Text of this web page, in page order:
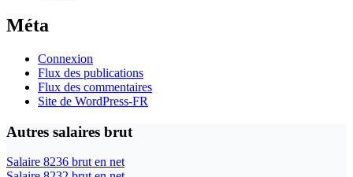
Méta
Connexion
Flux des publications
Flux des commentaires
Site de WordPress-FR
Autres salaires brut
Salaire 8236 brut en net